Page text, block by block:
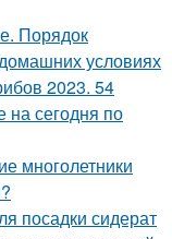
Порядок
условиях
2023. 54
на сегодня по
многолетники
посадки сидерат